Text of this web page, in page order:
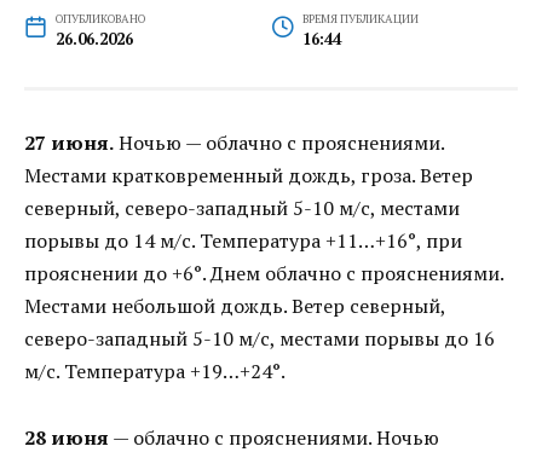
ОПУБЛИКОВАНО
26.06.2026
ВРЕМЯ ПУБЛИКАЦИИ
16:44
27 июня.Ночью — облачно с прояснениями.
Местами кратковременный дождь, гроза. Ветер
северный, северо-западный 5-10 м/с, местами
порывы до 14 м/с. Температура +11…+16°, при
прояснении до +6°. Днем облачно с прояснениями.
Местами небольшой дождь. Ветер северный,
северо-западный 5-10 м/с, местами порывы до 16
м/с. Температура +19…+24°.
28 июня — облачно с прояснениями. Ночью